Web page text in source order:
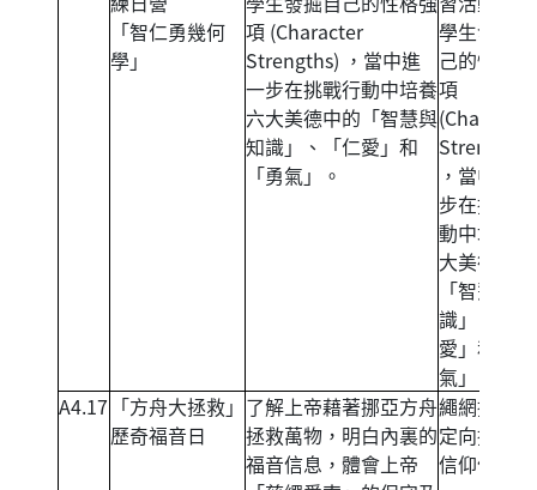
「智仁勇幾何
學」
項 (Character
Strengths) ，當中進
一步在挑戰行動中培養
六大美德中的「智慧與
知識」、「仁愛」和
「勇氣」。
學生發掘自
己的性格強
項
(Character
Strengths)
，當中進一
步在挑戰行
動中培養六
大美德中的
「智慧與知
識」、「仁
愛」和「勇
氣」。
A4.17 「方舟大拯救」
歷奇福音日
了解上帝藉著挪亞方舟
拯救萬物，明白內裏的
福音信息，體會上帝
繩網挑戰、
定向挑戰、
信仰信息